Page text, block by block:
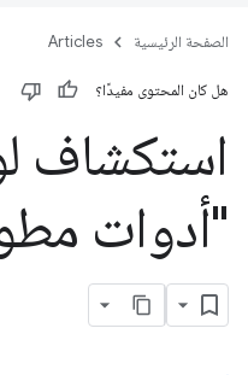
الصفحة الرئيسية Articles
هل كان المحتوى مفيدًا؟
استكشاف
"أدوات